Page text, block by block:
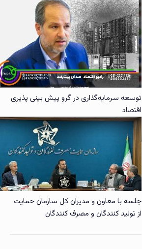
توسعه سرمایه‌گذاری در گرو پیش بینی پذیری
اقتصاد
جلسه با معاون و مدیران کل سازمان حمایت
از تولید کنندگان و مصرف کنندگان